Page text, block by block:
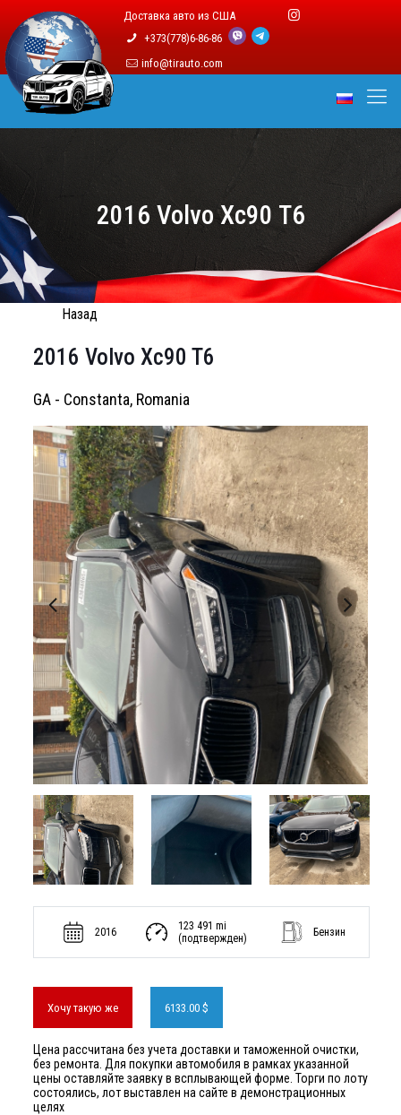
Доставка авто из США
+373(778)6-86-86
info@tirauto.com
2016 Volvo Xc90 T6
Назад
2016 Volvo Xc90 T6
GA - Constanta, Romania
2016
123 491 mi
(подтвержден)
Бензин
Хочу такую же 6133.00 $
Цена рассчитана без учета доставки и таможенной очистки,
без ремонта. Для покупки автомобиля в рамках указанной
цены оставляйте заявку в всплывающей форме. Торги по лоту
состоялись, лот выставлен на сайте в демонстрационных
целях